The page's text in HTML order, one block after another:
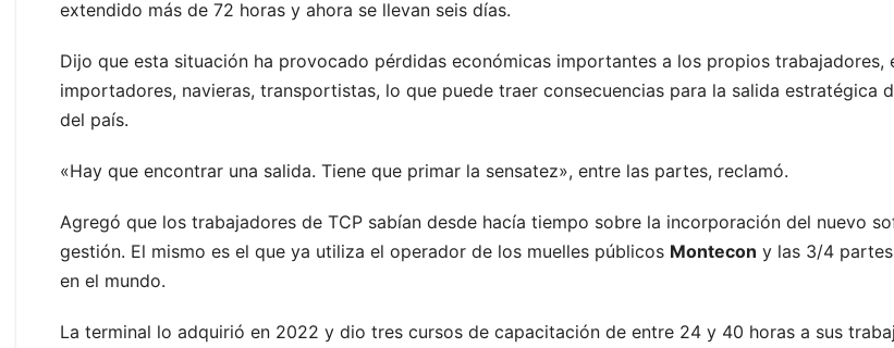
extendido más de 72 horas y ahora se llevan seis días.
Dijo que esta situación ha provocado pérdidas económicas importantes a los propios trabajadores,
importadores, navieras, transportistas, lo que puede traer consecuencias para la salida estratégica
del país.
«Hay que encontrar una salida. Tiene que primar la sensatez», entre las partes, reclamó.
Agregó que los trabajadores de TCP sabían desde hacía tiempo sobre la incorporación del nuevo
gestión. El mismo es el que ya utiliza el operador de los muelles públicos Montecon y las 3/4
en el mundo.
La terminal lo adquirió en 2022 y dio tres cursos de capacitación de entre 24 y 40 horas a sus